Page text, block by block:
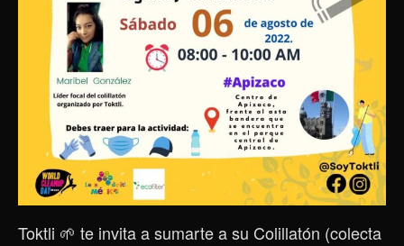
Toktli 🌱 te invita a sumarte a su Colillatón (colecta